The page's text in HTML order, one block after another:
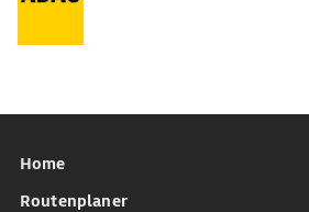
Home
Routenplaner